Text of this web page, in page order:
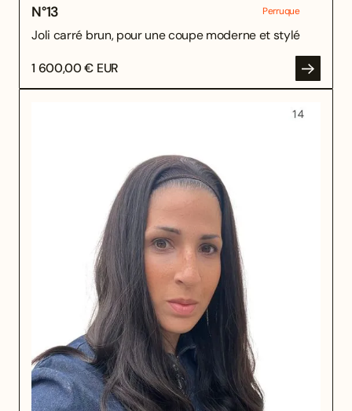
N°13 Perruque
Joli carré brun, pour une coupe moderne et stylé
1 600,00 € EUR